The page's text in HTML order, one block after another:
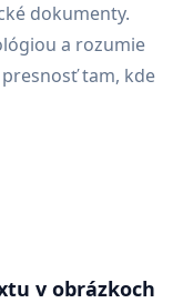
dokumenty.
a rozumie
tam, kde
v obrázkoch